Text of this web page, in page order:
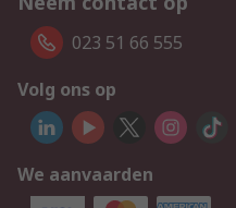
023 51 66 555
Volg ons op
We aanvaarden